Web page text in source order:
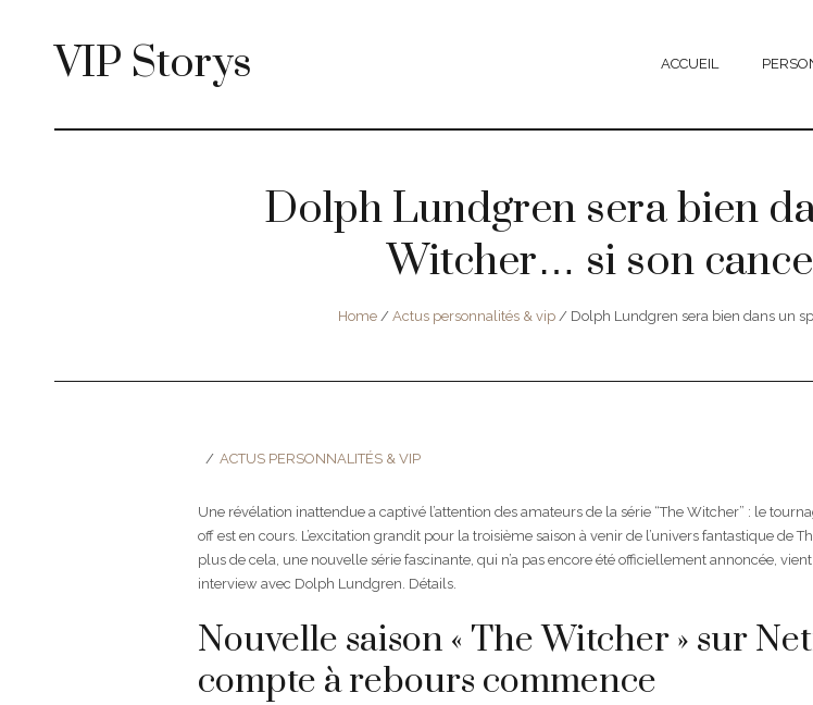
VIP Storys ACCUEIL
Dolph Lundgren sera bien
Witcher… si son
Home / Actus personnalités & vip / Dolph Lundgren sera bien dans un
ACTUS PERSONNALITÉS & VIP
Une révélation inattendue a captivé l’attention des amateurs de la série “The Witcher” : le
off est en cours. L’excitation grandit pour la troisième saison à venir de l’univers fantastique de
plus de cela, une nouvelle série fascinante, qui n’a pas encore été officiellement annoncée, vient
interview avec Dolph Lundgren. Détails.
Nouvelle saison « The Witcher » sur
compte à rebours commence